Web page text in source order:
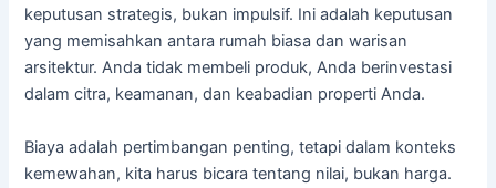
keputusan strategis, bukan impulsif. Ini adalah keputusan
yang memisahkan antara rumah biasa dan warisan
arsitektur. Anda tidak membeli produk, Anda berinvestasi
dalam citra, keamanan, dan keabadian properti Anda.
Biaya adalah pertimbangan penting, tetapi dalam konteks
kemewahan, kita harus bicara tentang nilai, bukan harga.